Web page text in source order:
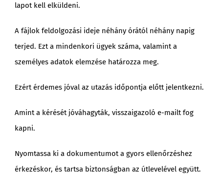
lapot kell elküldeni.
A fájlok feldolgozási ideje néhány órától néhány napig
terjed. Ezt a mindenkori ügyek száma, valamint a
személyes adatok elemzése határozza meg.
Ezért érdemes jóval az utazás időpontja előtt jelentkezni.
Amint a kérését jóváhagyták, visszaigazoló e-mailt fog
kapni.
Nyomtassa ki a dokumentumot a gyors ellenőrzéshez
érkezéskor, és tartsa biztonságban az útlevelével együtt.